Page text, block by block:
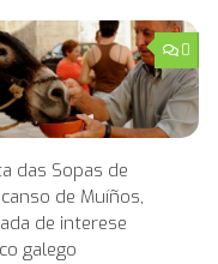
0
das Sopas de
de Muíños,
de interese
galego